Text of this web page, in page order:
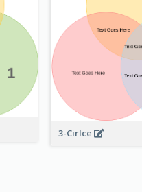
3-Cirlce